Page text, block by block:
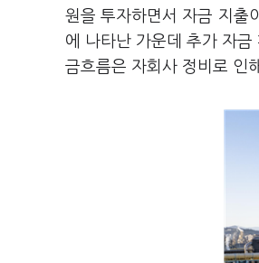
원을 투자하면서 자금 지출
에 나타난 가운데 추가 자
금흐름은 자회사 정비로 인